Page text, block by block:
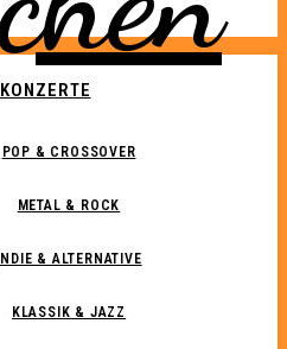
KONZERTE
POP & CROSSOVER
METAL & ROCK
INDIE & ALTERNATIVE
KLASSIK & JAZZ